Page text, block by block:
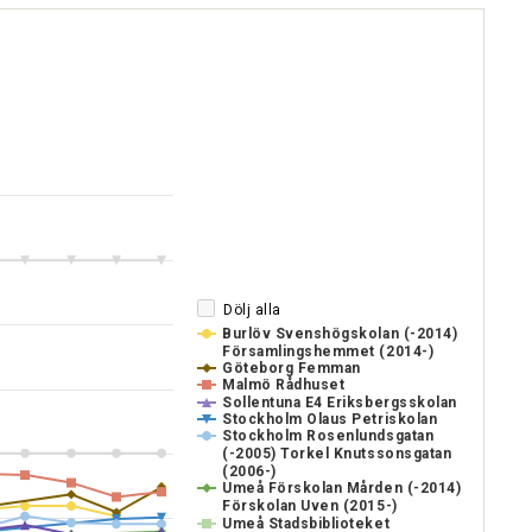
Dölj alla
Burlöv Svenshögskolan (-2014)
Församlingshemmet (2014-)
Göteborg Femman
Malmö Rådhuset
Sollentuna E4 Eriksbergsskolan
Stockholm Olaus Petriskolan
Stockholm Rosenlundsgatan
(-2005) Torkel Knutssonsgatan
(2006-)
Umeå Förskolan Mården (-2014)
Förskolan Uven (2015-)
Umeå Stadsbiblioteket